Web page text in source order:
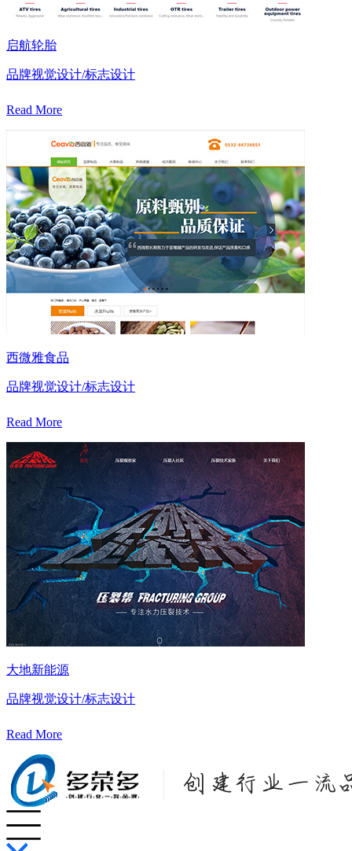
启航轮胎
品牌视觉设计/标志设计
Read More
西微雅食品
品牌视觉设计/标志设计
Read More
大地新能源
品牌视觉设计/标志设计
Read More